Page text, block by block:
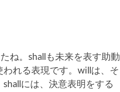
ね。shallも未来を表す助動
れる表現です。willは、そ
には、決意表明をする